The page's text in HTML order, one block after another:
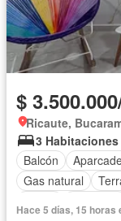
$
Ricaute,
3 Habitaciones
Balcón
Gas natural
Hace 5 días, 15 horas